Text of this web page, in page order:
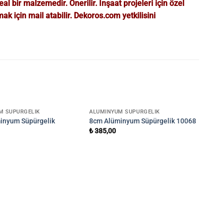
bir malzemedir. Önerilir. İnşaat projeleri için özel
için mail atabilir. Dekoros.com yetkilisini
SÜPÜRGELIK
Süpürgelik
ALÜMINYUM SÜPÜRGELIK
8cm Alüminyum Süpürgelik 10068
₺385,00